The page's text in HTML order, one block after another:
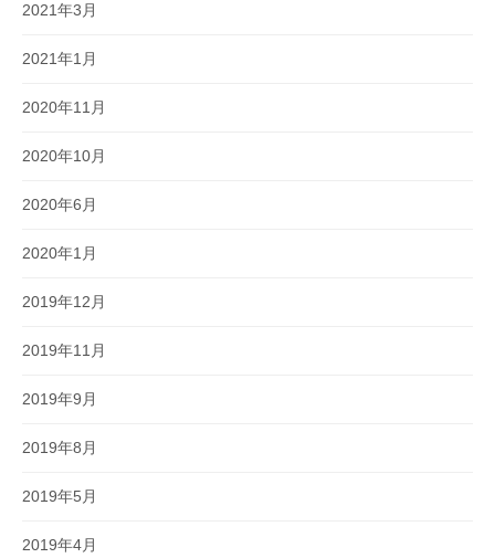
2021年3月
2021年1月
2020年11月
2020年10月
2020年6月
2020年1月
2019年12月
2019年11月
2019年9月
2019年8月
2019年5月
2019年4月